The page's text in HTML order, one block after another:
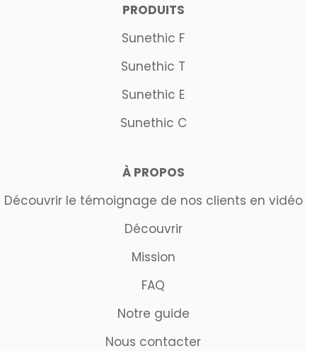
PRODUITS
Sunethic F
Sunethic T
Sunethic E
Sunethic C
À PROPOS
Découvrir le témoignage de nos clients en vidéo
Découvrir
Mission
FAQ
Notre guide
Nous contacter